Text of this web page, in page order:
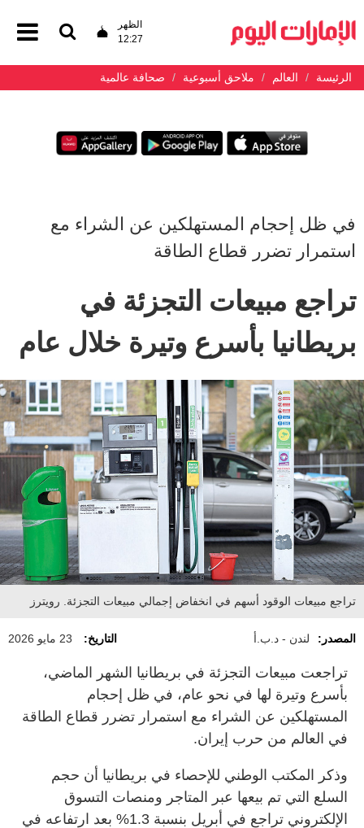
الظهر
12:27
الرئيسة العالم ملاحق أسبوعية صحافة عالمية
في ظل إحجام المستهلكين عن الشراء مع
استمرار تضرر قطاع الطاقة
تراجع مبيعات التجزئة في
بريطانيا بأسرع وتيرة خلال عام
تراجع مبيعات الوقود أسهم في انخفاض إجمالي مبيعات التجزئة. رويترز
المصدر: لندن - د.ب.أ التاريخ: 23 مايو 2026
تراجعت مبيعات التجزئة في بريطانيا الشهر الماضي،
بأسرع وتيرة لها في نحو عام، في ظل إحجام
المستهلكين عن الشراء مع استمرار تضرر قطاع الطاقة
في العالم من حرب إيران.
وذكر المكتب الوطني للإحصاء في بريطانيا أن حجم
السلع التي تم بيعها عبر المتاجر ومنصات التسوق
الإلكتروني تراجع في أبريل بنسبة 1.3% بعد ارتفاعه في